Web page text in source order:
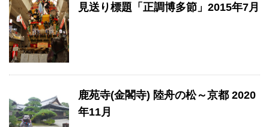
見送り標題「正調博多節」2015年7月
鹿苑寺(金閣寺) 陸舟の松～京都 2020
年11月